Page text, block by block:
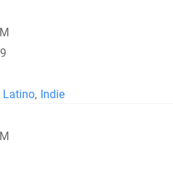
Latino, Indie